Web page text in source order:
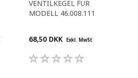
VENTILKEGEL FÜR
MODELL 46.008.111
68,50 DKK Exkl. MwSt